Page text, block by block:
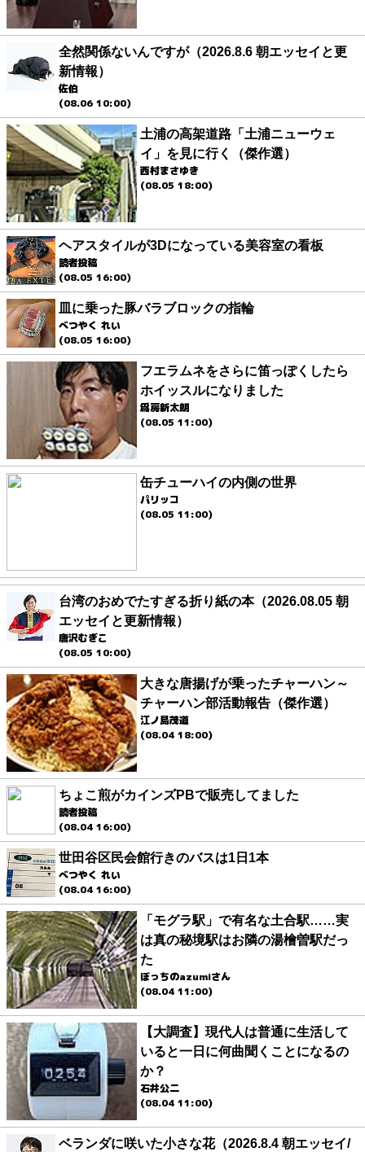
全然関係ないんですが（2026.8.6 朝エッセイと更
新情報）
佐伯
(08.06 10:00)
土浦の高架道路「土浦ニューウェ
イ」を見に行く（傑作選）
西村まさゆき
(08.05 18:00)
ヘアスタイルが3Dになっている美容室の看板
読者投稿
(08.05 16:00)
皿に乗った豚バラブロックの指輪
べつやく れい
(08.05 16:00)
フエラムネをさらに笛っぽくしたら
ホイッスルになりました
爲房新太朗
(08.05 11:00)
缶チューハイの内側の世界
パリッコ
(08.05 11:00)
台湾のおめでたすぎる折り紙の本（2026.08.05 朝
エッセイと更新情報）
唐沢むぎこ
(08.05 10:00)
大きな唐揚げが乗ったチャーハン～
チャーハン部活動報告（傑作選）
江ノ島茂道
(08.04 18:00)
ちょこ煎がカインズPBで販売してました
読者投稿
(08.04 16:00)
世田谷区民会館行きのバスは1日1本
べつやく れい
(08.04 16:00)
「モグラ駅」で有名な土合駅……実
は真の秘境駅はお隣の湯檜曽駅だっ
た
ぼっちのazumiさん
(08.04 11:00)
【大調査】現代人は普通に生活して
いると一日に何曲聞くことになるの
か？
石井公二
(08.04 11:00)
ベランダに咲いた小さな花（2026.8.4 朝エッセイ/